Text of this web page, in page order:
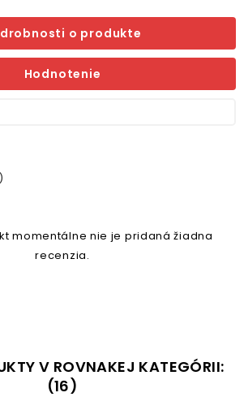
o produkte
Hodnotenie
momentálne nie je pridaná žiadna
recenzia.
V ROVNAKEJ KATEGÓRII:
(16)